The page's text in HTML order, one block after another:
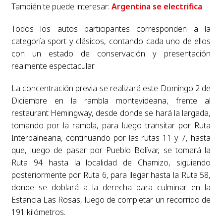
También te puede interesar: Argentina se electrifica
Todos los autos participantes corresponden a la
categoría sport y clásicos, contando cada uno de ellos
con un estado de conservación y presentación
realmente espectacular.
La concentración previa se realizará este Domingo 2 de
Diciembre en la rambla montevideana, frente al
restaurant Hemingway, desde donde se hará la largada,
tomando por la rambla, para luego transitar por Ruta
Interbalnearia, continuando por las rutas 11 y 7, hasta
que, luego de pasar por Pueblo Bolívar, se tomará la
Ruta 94 hasta la localidad de Chamizo, siguiendo
posteriormente por Ruta 6, para llegar hasta la Ruta 58,
donde se doblará a la derecha para culminar en la
Estancia Las Rosas, luego de completar un recorrido de
191 kilómetros.